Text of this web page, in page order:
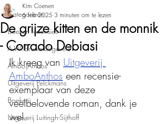
Categorieën
Boeken recensies
A.W. Bruna Uitgevers
Ambo|Anthos
Uitgeverij Pelckmans
Boekerij
Uitgeverij Luitingh-Sijthoff
De grijze kitten en de monnik
- Corrado Debiasi
Kim Coenen
6 feb 2025 3 minuten om te lezen
Ik kreeg van Uitgeverij
AmboAnthos een recensie-
exemplaar van deze
veelbelovende roman, dank je
wel.